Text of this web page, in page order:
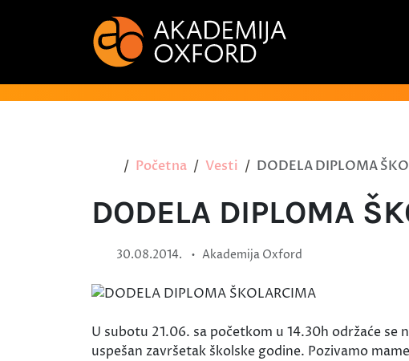
Početna Vesti DODELA DIPLOMA
DODELA DIPLOMA
30.08.2014. • Akademija Oxford
U subotu 21.06. sa početkom u 14.30h održaće
uspešan završetak školske godine. Pozivamo